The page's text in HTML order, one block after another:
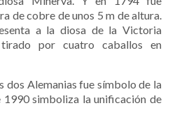
de cobre de unos 5 m de altura.
a la diosa de la Victoria
por cuatro caballos en
dos Alemanias fue símbolo de la
1990 simboliza la unificación de